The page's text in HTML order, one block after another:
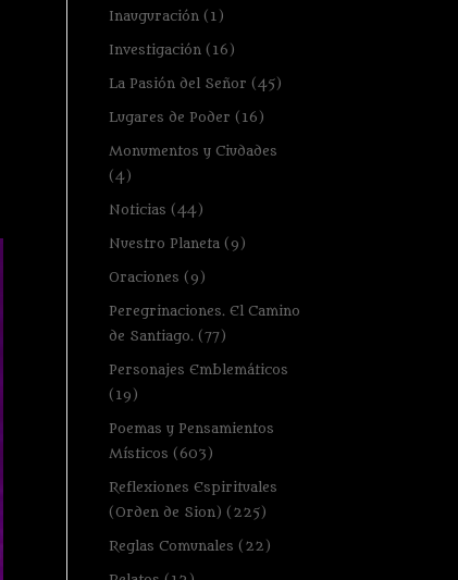
Inauguración (1)
Investigación (16)
La Pasión del Señor (45)
Lugares de Poder (16)
Monumentos y Ciudades
(4)
Noticias (44)
Nuestro Planeta (9)
Oraciones (9)
Peregrinaciones. El Camino
de Santiago. (77)
Personajes Emblemáticos
(19)
Poemas y Pensamientos
Místicos (603)
Reflexiones Espirituales
(Orden de Sion) (225)
Reglas Comunales (22)